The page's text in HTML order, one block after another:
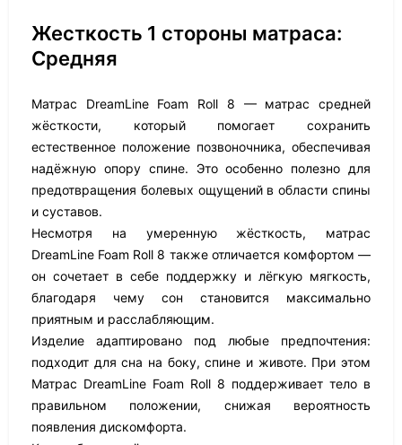
Жесткость 1 стороны матраса:
Средняя
Матрас DreamLine Foam Roll 8 — матрас средней
жёсткости, который помогает сохранить
естественное положение позвоночника, обеспечивая
надёжную опору спине. Это особенно полезно для
предотвращения болевых ощущений в области спины
и суставов.
Несмотря на умеренную жёсткость, матрас
DreamLine Foam Roll 8 также отличается комфортом —
он сочетает в себе поддержку и лёгкую мягкость,
благодаря чему сон становится максимально
приятным и расслабляющим.
Изделие адаптировано под любые предпочтения:
подходит для сна на боку, спине и животе. При этом
Матрас DreamLine Foam Roll 8 поддерживает тело в
правильном положении, снижая вероятность
появления дискомфорта.